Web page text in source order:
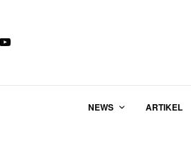
NEWS ARTIKEL